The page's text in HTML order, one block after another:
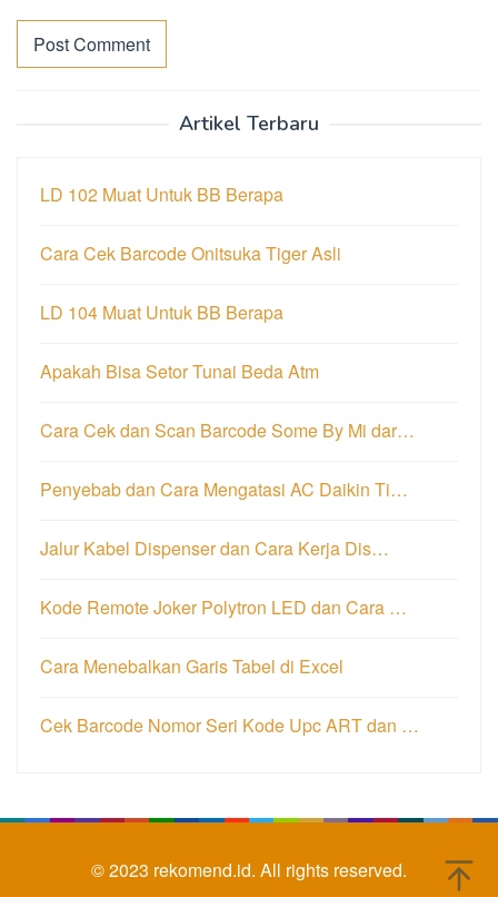
Artikel Terbaru
LD 102 Muat Untuk BB Berapa
Cara Cek Barcode Onitsuka Tiger Asli
LD 104 Muat Untuk BB Berapa
Apakah Bisa Setor Tunai Beda Atm
Cara Cek dan Scan Barcode Some By Mi dar…
Penyebab dan Cara Mengatasi AC Daikin Ti…
Jalur Kabel Dispenser dan Cara Kerja Dis…
Kode Remote Joker Polytron LED dan Cara …
Cara Menebalkan Garis Tabel di Excel
Cek Barcode Nomor Seri Kode Upc ART dan …
© 2023 rekomend.id. All rights reserved.